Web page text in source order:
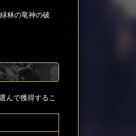
林の竜神の破
んで獲得するこ